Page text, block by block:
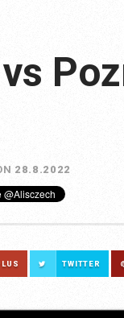
28.8.2022
TWITTER